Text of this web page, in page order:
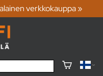
verkkokauppa »